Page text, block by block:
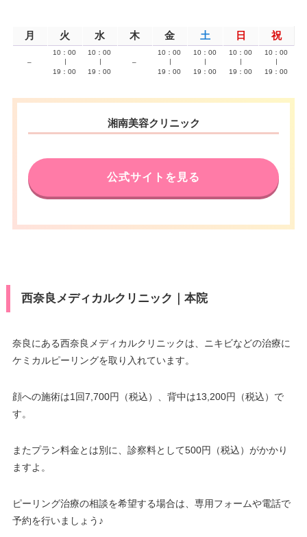
月 火 水 木 金 土 日 祝
–
10：00
19：00
10：00
19：00
–
10：00
19：00
10：00
19：00
10：00
19：00
10：00
19：00
湘南美容クリニック
公式サイトを見る
西奈良メディカルクリニック｜本院
奈良にある西奈良メディカルクリニックは、ニキビなどの治療に
ケミカルピーリングを取り入れています。
顔への施術は1回7,700円（税込）、背中は13,200円（税込）で
す。
またプラン料金とは別に、診察料として500円（税込）がかかり
ますよ。
ピーリング治療の相談を希望する場合は、専用フォームや電話で
予約を行いましょう♪